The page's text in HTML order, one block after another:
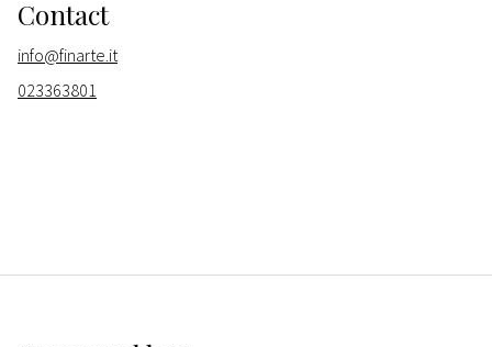
Contact
info@finarte.it
023363801